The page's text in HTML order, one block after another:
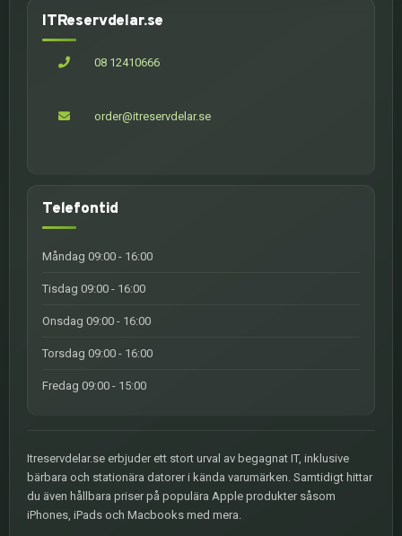
ITReservdelar.se
08 12410666
order@itreservdelar.se
Telefontid
Måndag 09:00 - 16:00
Tisdag 09:00 - 16:00
Onsdag 09:00 - 16:00
Torsdag 09:00 - 16:00
Fredag 09:00 - 15:00
Itreservdelar.se erbjuder ett stort urval av begagnat IT, inklusive
bärbara och stationära datorer i kända varumärken. Samtidigt hittar
du även hållbara priser på populära Apple produkter såsom
iPhones, iPads och Macbooks med mera.